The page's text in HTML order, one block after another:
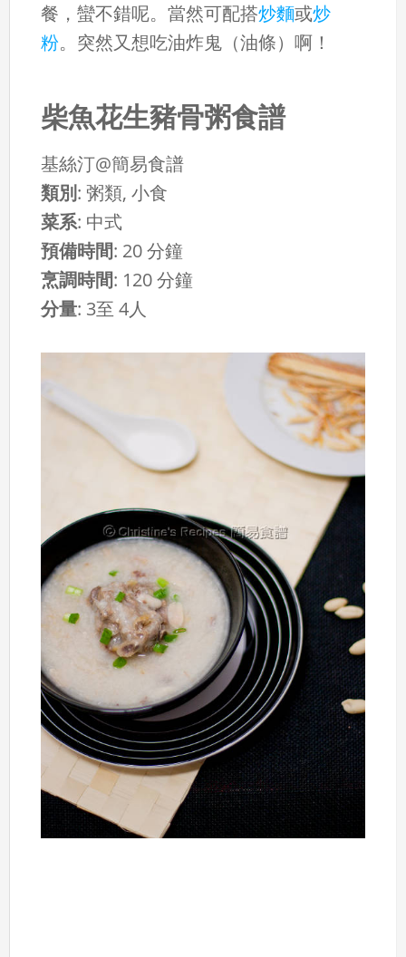
餐，蠻不錯呢。當然可配搭炒麵或炒
粉。突然又想吃油炸鬼（油條）啊！
柴魚花生豬骨粥食譜
基絲汀@簡易食譜
類別:粥類, 小食
菜系: 中式
預備時間: 20 分鐘
烹調時間: 120 分鐘
分量: 3至 4人